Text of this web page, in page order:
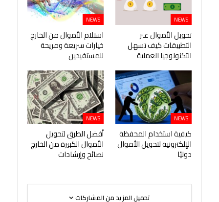
NEWS
تحويل الأموال عبر
التطبيقات كيف تسهل
التكنولوجيا العملية
NEWS
استلام الأموال من الخارج
خيارات سريعة ومريحة
للمستفيدين
NEWS
كيفية استخدام المحفظة
الإلكترونية لتحويل الأموال
دوليًا
NEWS
أفضل الطرق لتحويل
الأموال الكبيرة من الخارج
نصائح وإرشادات
تحميل المزيد من المشاركات